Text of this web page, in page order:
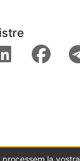
processem la